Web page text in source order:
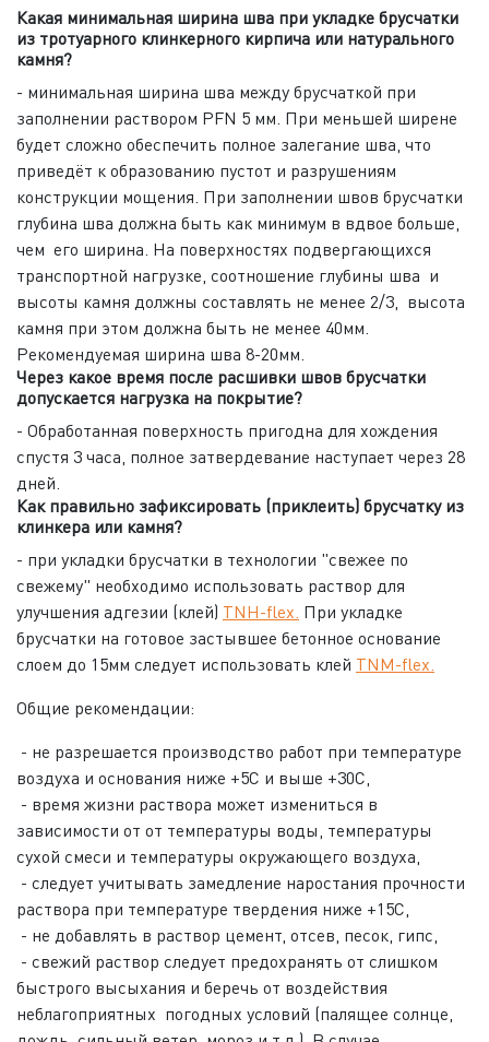
Какая минимальная ширина шва при укладке брусчатки
из тротуарного клинкерного кирпича или натурального
камня?
- минимальная ширина шва между брусчаткой при
заполнении раствором PFN 5 мм. При меньшей ширене
будет сложно обеспечить полное залегание шва, что
приведёт к образованию пустот и разрушениям
конструкции мощения. При заполнении швов брусчатки
глубина шва должна быть как минимум в вдвое больше,
чем его ширина. На поверхностях подвергающихся
транспортной нагрузке, соотношение глубины шва и
высоты камня должны составлять не менее 2/3, высота
камня при этом должна быть не менее 40мм.
Рекомендуемая ширина шва 8-20мм.
Через какое время после расшивки швов брусчатки
допускается нагрузка на покрытие?
- Обработанная поверхность пригодна для хождения
спустя 3 часа, полное затвердевание наступает через 28
дней.
Как правильно зафиксировать (приклеить) брусчатку из
клинкера или камня?
- при укладки брусчатки в технологии "свежее по
свежему" необходимо использовать раствор для
улучшения адгезии (клей) TNH-flex. При укладке
брусчатки на готовое застывшее бетонное основание
слоем до 15мм следует использовать клей TNM-flex.
Общие рекомендации:
- не разрешается производство работ при температуре
воздуха и основания ниже +5С и выше +30С,
- время жизни раствора может измениться в
зависимости от от температуры воды, температуры
сухой смеси и температуры окружающего воздуха,
- следует учитывать замедление наростания прочности
раствора при температуре твердения ниже +15С,
- не добавлять в раствор цемент, отсев, песок, гипс,
- свежий раствор следует предохранять от слишком
быстрого высыхания и беречь от воздействия
неблагоприятных погодных условий (палящее солнце,